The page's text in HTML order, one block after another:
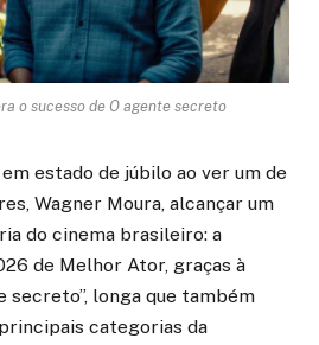
o sucesso de O agente secreto
estado de júbilo ao ver um de
Wagner Moura, alcançar um
do cinema brasileiro: a
de Melhor Ator, graças à
secreto”, longa que também
categorias da